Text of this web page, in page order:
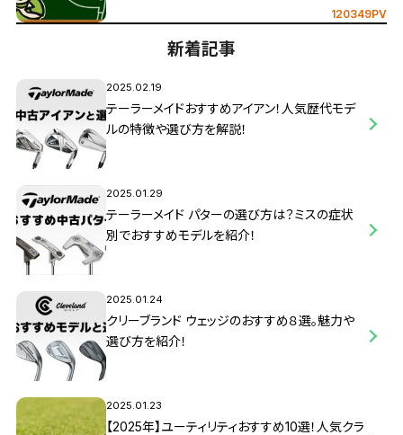
120349PV
新着記事
2025.02.19
テーラーメイドおすすめアイアン！人気歴代モデ
ルの特徴や選び方を解説！
2025.01.29
テーラーメイド パターの選び方は？ミスの症状
別でおすすめモデルを紹介！
2025.01.24
クリーブランド ウェッジのおすすめ８選。魅力や
選び方を紹介！
2025.01.23
【2025年】ユーティリティおすすめ10選！人気クラ